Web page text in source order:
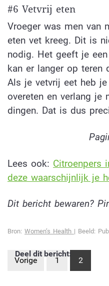
#6 Vetvrij eten
Vroeger was men van
eten vet kreeg. Dit is
nodig. Het geeft je
kan er langer op teren
Als je vetvrij eet heb
overeten en verlang je
dingen. Dat is dus
Lees ook: Citroenpers
deze waarschijnlijk je
Dit bericht bewaren?
Bron: Women’s Health | Beeld:
Vorige 1 2
Deel dit bericht: